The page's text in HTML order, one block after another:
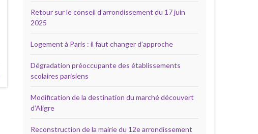
Retour sur le conseil d’arrondissement du 17 juin
2025
Logement à Paris : il faut changer d’approche
Dégradation préoccupante des établissements
scolaires parisiens
Modification de la destination du marché découvert
d’Aligre
Reconstruction de la mairie du 12e arrondissement